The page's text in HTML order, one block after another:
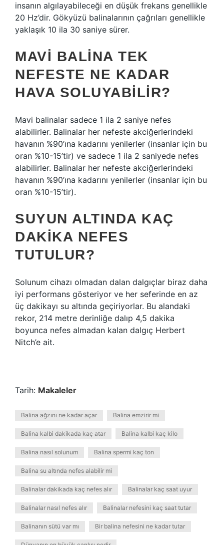
insanın algılayabileceği en düşük frekans genellikle
20 Hz’dir. Gökyüzü balinalarının çağrıları genellikle
yaklaşık 10 ila 30 saniye sürer.
MAVI BALINA TEK
NEFESTE NE KADAR
HAVA SOLUYABILIR?
Mavi balinalar sadece 1 ila 2 saniye nefes
alabilirler. Balinalar her nefeste akciğerlerindeki
havanın %90’ına kadarını yenilerler (insanlar için bu
oran %10-15’tir) ve sadece 1 ila 2 saniyede nefes
alabilirler. Balinalar her nefeste akciğerlerindeki
havanın %90’ına kadarını yenilerler (insanlar için bu
oran %10-15’tir).
SUYUN ALTINDA KAÇ
DAKIKA NEFES
TUTULUR?
Solunum cihazı olmadan dalan dalgıçlar biraz daha
iyi performans gösteriyor ve her seferinde en az
üç dakikayı su altında geçiriyorlar. Bu alandaki
rekor, 214 metre derinliğe dalıp 4,5 dakika
boyunca nefes almadan kalan dalgıç Herbert
Nitch’e ait.
Tarih: Makaleler
Balina ağzını ne kadar açar Balina emzirir mi
Balina kalbi dakikada kaç atar Balina kalbi kaç kilo
Balina nasıl solunum Balina spermi kaç ton
Balina su altında nefes alabilir mi
Balinalar dakikada kaç nefes alır Balinalar kaç saat uyur
Balinalar nasıl nefes alır Balinalar nefesini kaç saat tutar
Balinanın sütü var mı Bir balina nefesini ne kadar tutar